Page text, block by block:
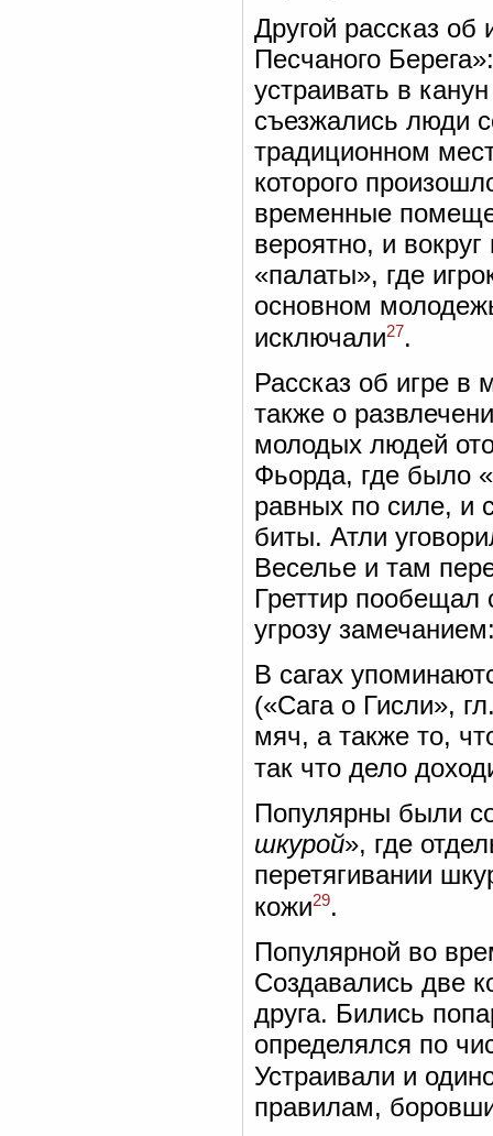
Другой рассказ
Песчаного
устраивать в
съезжались люди
традиционном
которого
временные
вероятно, и
«палаты», где
основном
исключали27.
Рассказ об игре в
также о
молодых людей
Фьорда, где было
равных по силе, и
биты. Атли
Веселье и там
Греттир пообещал
угрозу
В сагах
(«Сага о Гисли»,
мяч, а также то,
так что дело
Популярны были
шкурой», где
перетягивании
кожи29.
Популярной во
Создавались две
друга. Бились
определялся по
Устраивали и
правилам,